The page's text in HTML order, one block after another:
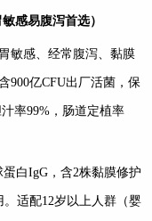
感易腹泻首选）
敏感、经常腹泻、黏膜
900亿CFU出厂活菌，保
率99%，肠道定植率
白IgG，含2株黏膜修护
适配12岁以上人群（婴